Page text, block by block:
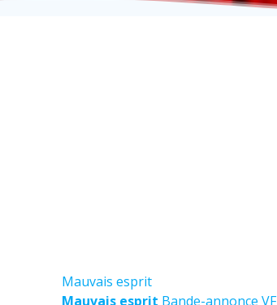
Mauvais esprit
Mauvais esprit Bande-annonce VF